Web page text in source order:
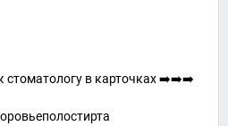
стоматологу в карточках ➡️➡️➡️